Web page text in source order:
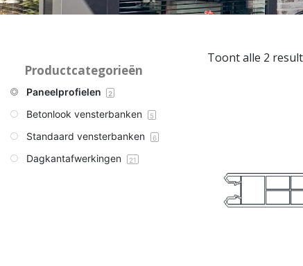
Productcategorieën
Paneelprofielen 2
Betonlook vensterbanken 5
Standaard vensterbanken 6
Dagkantafwerkingen 21
Toont alle 2